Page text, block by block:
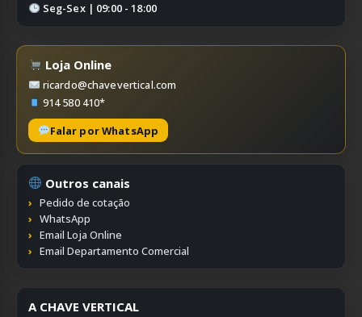
Seg-Sex | 09:00 - 18:00
Loja Online
ricardo@chavevertical.com
914 580 410*
Falar por WhatsApp
Outros canais
Pedido de cotação
WhatsApp
Email Loja Online
Email Departamento Comercial
A CHAVE VERTICAL